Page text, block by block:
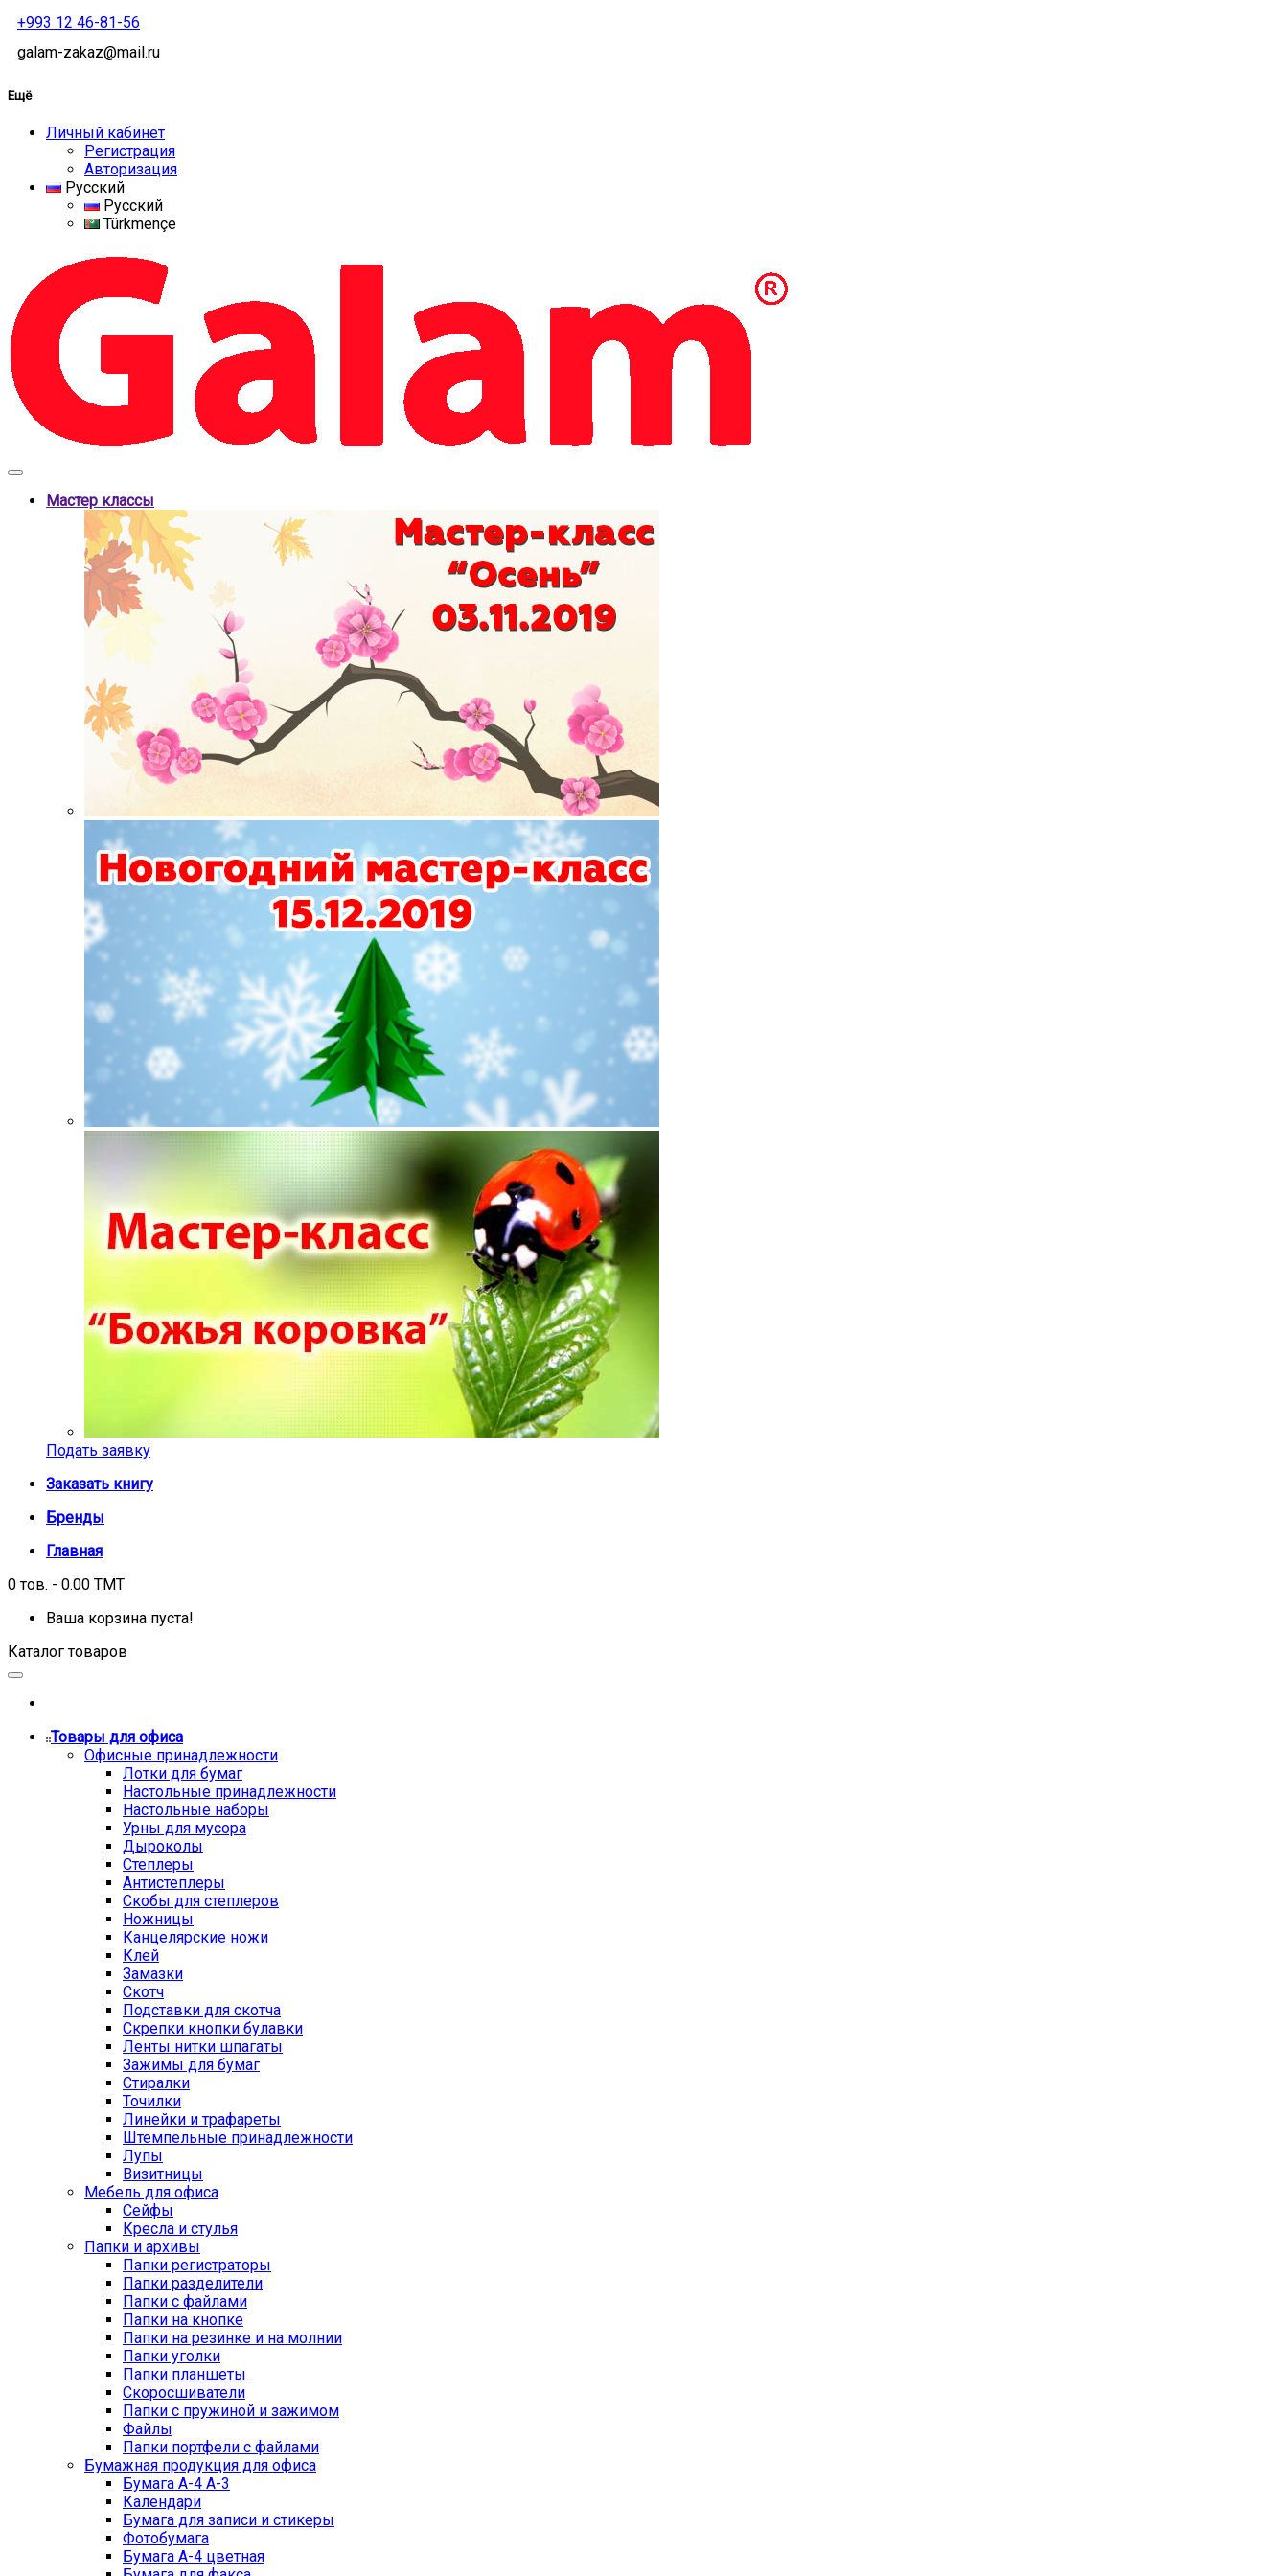
+993 12 46-81-56
galam-zakaz@mail.ru
Ещё
Личный кабинет
Регистрация
Авторизация
Русский
Русский
Türkmençe
Мастер классы
Подать заявку
Заказать книгу
Бренды
Главная
0 тов. - 0.00 TMT
Ваша корзина пуста!
Каталог товаров
Товары для офиса
Офисные принадлежности
Лотки для бумаг
Настольные принадлежности
Настольные наборы
Урны для мусора
Дыроколы
Степлеры
Антистеплеры
Скобы для степлеров
Ножницы
Канцелярские ножи
Клей
Замазки
Скотч
Подставки для скотча
Скрепки кнопки булавки
Ленты нитки шпагаты
Зажимы для бумаг
Стиралки
Точилки
Линейки и трафареты
Штемпельные принадлежности
Лупы
Визитницы
Мебель для офиса
Сейфы
Кресла и стулья
Папки и архивы
Папки регистраторы
Папки разделители
Папки с файлами
Папки на кнопке
Папки на резинке и на молнии
Папки уголки
Папки планшеты
Скоросшиватели
Папки с пружиной и зажимом
Файлы
Папки портфели с файлами
Бумажная продукция для офиса
Бумага А-4 А-3
Календари
Бумага для записи и стикеры
Фотобумага
Бумага А-4 цветная